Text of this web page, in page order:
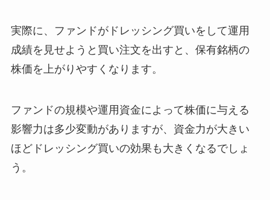
実際に、ファンドがドレッシング買いをして運用
成績を見せようと買い注文を出すと、保有銘柄の
株価を上がりやすくなります。
ファンドの規模や運用資金によって株価に与える
影響力は多少変動がありますが、資金力が大きい
ほどドレッシング買いの効果も大きくなるでしょ
う。